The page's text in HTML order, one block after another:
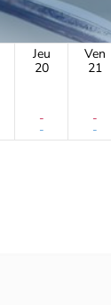
Jeu
20
-
-
Ven
21
-
-